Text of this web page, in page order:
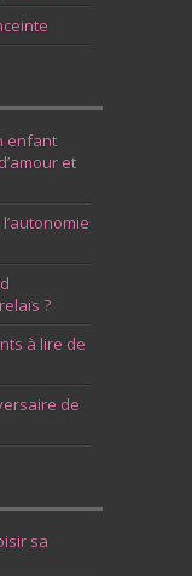
enfant
et
?
à lire de
de
sa